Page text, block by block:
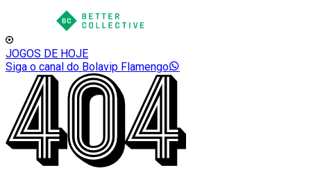
JOGOS DE HOJE
Siga o canal do Bolavip Flamengo